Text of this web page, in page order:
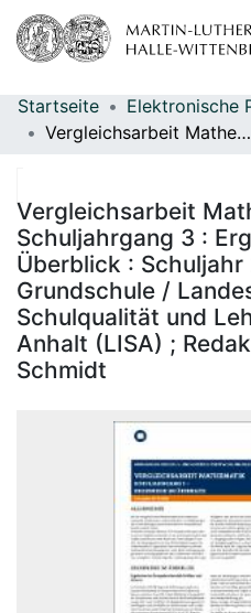
Bereiche & Sammlungen
Statistiken
Startseite
Vergleichsarbeit Mathematik : Schuljahrgang 3 : Ergebnisse im Überblick : Schuljahr 2017/2018 : Grundschule / Landesinstitut für Schulqualität und Lehrerbildung Sachsen-Anhalt (LISA) ; Redakteurin: Sabine Schmidt
Vergleichsarbeit
Schuljahrgang 3 :
Überblick : Schuljahr
Grundschule /
Schulqualität und
Anhalt (LISA) ;
Schmidt